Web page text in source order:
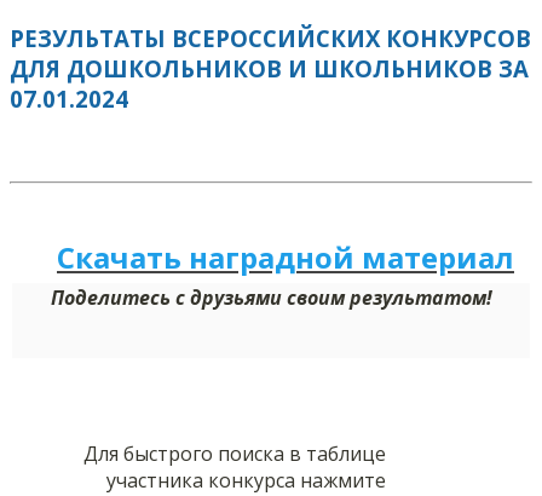
РЕЗУЛЬТАТЫ ВСЕРОССИЙСКИХ КОНКУРСОВ
ДЛЯ ДОШКОЛЬНИКОВ И ШКОЛЬНИКОВ ЗА
07.01.2024
Скачать наградной материал
Поделитесь с друзьями своим результатом!
Для быстрого поиска в таблице
участника конкурса нажмите